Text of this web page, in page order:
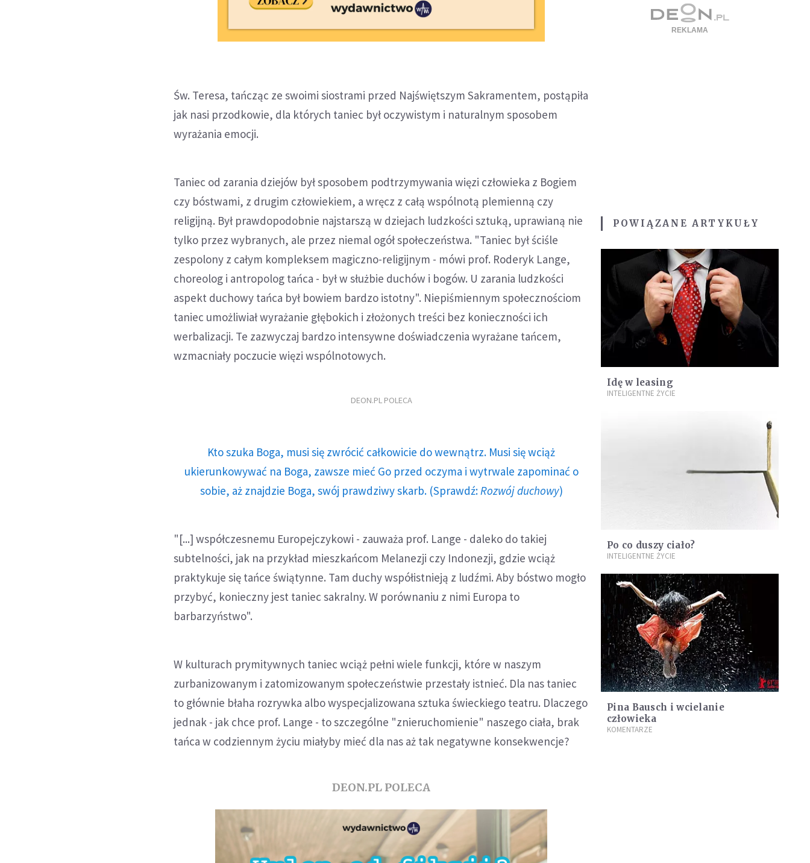
Św. Teresa, tańcząc ze swoimi siostrami przed Najświętszym Sakramentem, postąpiła
jak nasi przodkowie, dla których taniec był oczywistym i naturalnym sposobem
wyrażania emocji.
Taniec od zarania dziejów był sposobem podtrzymywania więzi człowieka z Bogiem
czy bóstwami, z drugim człowiekiem, a wręcz z całą wspólnotą plemienną czy
religijną. Był prawdopodobnie najstarszą w dziejach ludzkości sztuką, uprawianą nie
tylko przez wybranych, ale przez niemal ogół społeczeństwa. "Taniec był ściśle
zespolony z całym kompleksem magiczno-religijnym - mówi prof. Roderyk Lange,
choreolog i antropolog tańca - był w służbie duchów i bogów. U zarania ludzkości
aspekt duchowy tańca był bowiem bardzo istotny". Niepiśmiennym społecznościom
taniec umożliwiał wyrażanie głębokich i złożonych treści bez konieczności ich
werbalizacji. Te zazwyczaj bardzo intensywne doświadczenia wyrażane tańcem,
wzmacniały poczucie więzi wspólnotowych.
DEON.PL POLECA
Kto szuka Boga, musi się zwrócić całkowicie do wewnątrz. Musi się wciąż
ukierunkowywać na Boga, zawsze mieć Go przed oczyma i wytrwale zapominać o
sobie, aż znajdzie Boga, swój prawdziwy skarb. (Sprawdź: Rozwój duchowy)
"[...] współczesnemu Europejczykowi - zauważa prof. Lange - daleko do takiej
subtelności, jak na przykład mieszkańcom Melanezji czy Indonezji, gdzie wciąż
praktykuje się tańce świątynne. Tam duchy współistnieją z ludźmi. Aby bóstwo mogło
przybyć, konieczny jest taniec sakralny. W porównaniu z nimi Europa to
barbarzyństwo".
W kulturach prymitywnych taniec wciąż pełni wiele funkcji, które w naszym
zurbanizowanym i zatomizowanym społeczeństwie przestały istnieć. Dla nas taniec
to głównie błaha rozrywka albo wyspecjalizowana sztuka świeckiego teatru. Dlaczego
jednak - jak chce prof. Lange - to szczególne "znieruchomienie" naszego ciała, brak
tańca w codziennym życiu miałyby mieć dla nas aż tak negatywne konsekwencje?
DEON.PL POLECA
POWIĄZANE ARTYKUŁY
Idę w leasing
INTELIGENTNE ŻYCIE
Po co duszy ciało?
INTELIGENTNE ŻYCIE
Pina Bausch i wcielanie
człowieka
KOMENTARZE